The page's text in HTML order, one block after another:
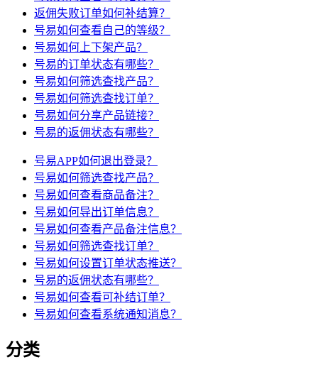
返佣失败订单如何补结算？
号易如何查看自己的等级？
号易如何上下架产品？
号易的订单状态有哪些？
号易如何筛选查找产品？
号易如何筛选查找订单？
号易如何分享产品链接？
号易的返佣状态有哪些？
号易APP如何退出登录？
号易如何筛选查找产品？
号易如何查看商品备注？
号易如何导出订单信息？
号易如何查看产品备注信息？
号易如何筛选查找订单？
号易如何设置订单状态推送？
号易的返佣状态有哪些？
号易如何查看可补结订单？
号易如何查看系统通知消息？
分类